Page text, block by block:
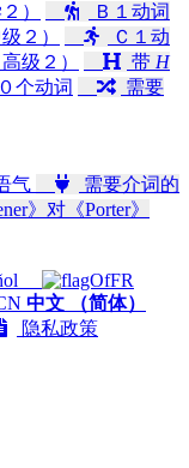
）
Ｂ１动词
２）
Ｃ１动
级２） 带 H
个动词
需要
气
需要介词的
》对《Porter》
中文 （简体）
隐私政策